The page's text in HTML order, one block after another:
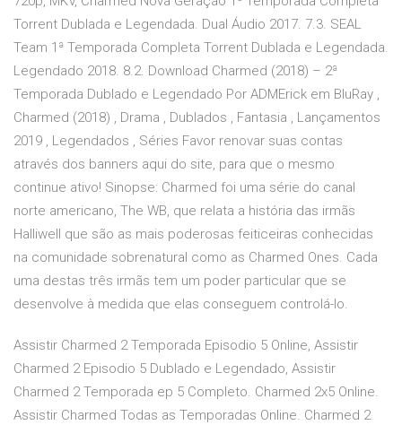
Torrent Dublada e Legendada. Dual Áudio 2017. 7.3. SEAL
Team 1ª Temporada Completa Torrent Dublada e Legendada.
Legendado 2018. 8.2. Download Charmed (2018) – 2ª
Temporada Dublado e Legendado Por ADMErick em BluRay ,
Charmed (2018) , Drama , Dublados , Fantasia , Lançamentos
2019 , Legendados , Séries Favor renovar suas contas
através dos banners aqui do site, para que o mesmo
continue ativo! Sinopse: Charmed foi uma série do canal
norte americano, The WB, que relata a história das irmãs
Halliwell que são as mais poderosas feiticeiras conhecidas
na comunidade sobrenatural como as Charmed Ones. Cada
uma destas três irmãs tem um poder particular que se
desenvolve à medida que elas conseguem controlá-lo.
Assistir Charmed 2 Temporada Episodio 5 Online, Assistir
Charmed 2 Episodio 5 Dublado e Legendado, Assistir
Charmed 2 Temporada ep 5 Completo. Charmed 2x5 Online.
Assistir Charmed Todas as Temporadas Online. Charmed 2